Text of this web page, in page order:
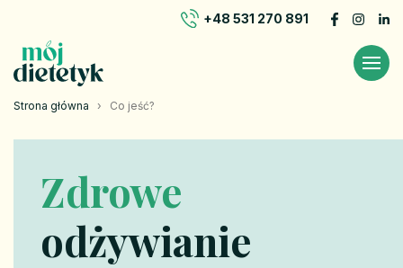
+48 531 270 891
Strona główna › Co jeść?
Zdrowe
odżywianie